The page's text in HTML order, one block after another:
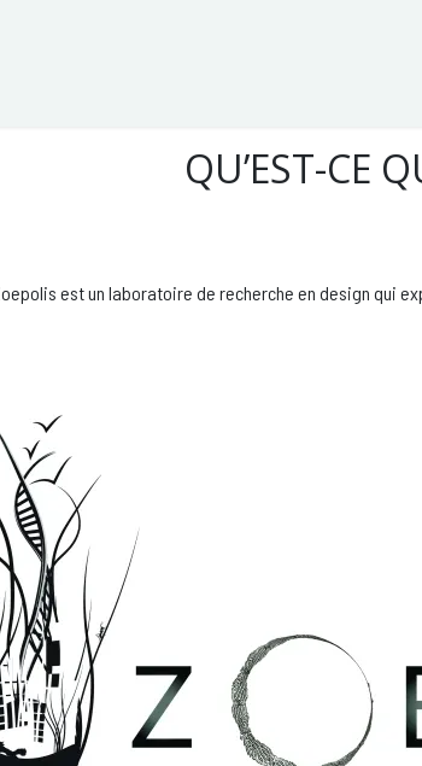
QU’EST-CE
est un laboratoire de recherche en design qui